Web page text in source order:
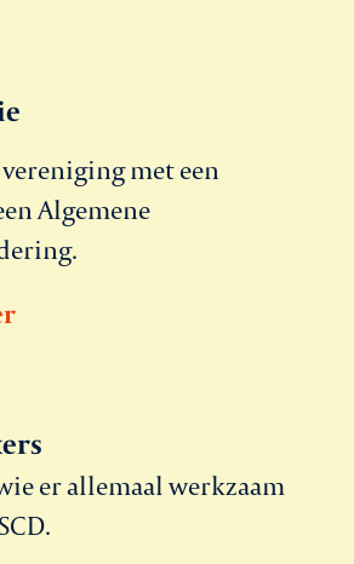
vereniging met een
Algemene
er allemaal werkzaam